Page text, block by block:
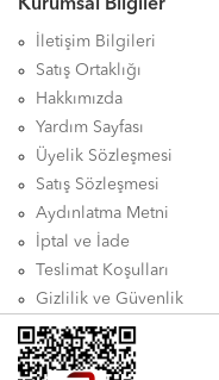
Kurumsal Bilgiler
İletişim Bilgileri
Satış Ortaklığı
Hakkımızda
Yardım Sayfası
Üyelik Sözleşmesi
Satış Sözleşmesi
Aydınlatma Metni
İptal ve İade
Teslimat Koşulları
Gizlilik ve Güvenlik